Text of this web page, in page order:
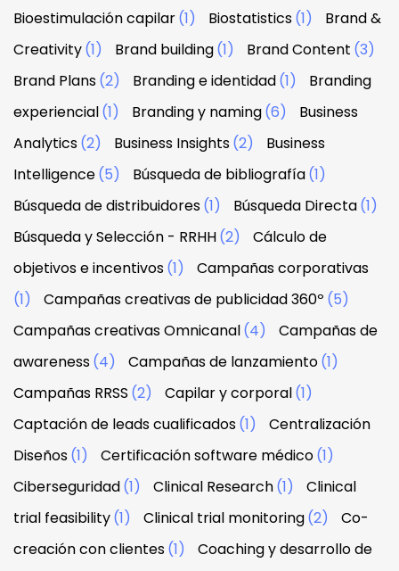
Bioestimulación capilar(1) Biostatistics(1)
Brand &
Creativity(1) Brand building(1) Brand Content (3)
Brand Plans(2) Branding e identidad(1)
Branding
experiencial(1) Branding y naming(6)
Business
Analytics(2) Business Insights(2)
Business
Intelligence(5) Búsqueda de bibliografía(1)
Búsqueda de distribuidores(1) Búsqueda Directa(1)
Búsqueda y Selección - RRHH(2)
Cálculo de
objetivos e incentivos(1)
Campañas corporativas
(1)
Campañas creativas de publicidad 360º (5)
Campañas creativas Omnicanal(4)
Campañas de
awareness(4) Campañas de lanzamiento(1)
Campañas RRSS (2) Capilar y corporal(1)
Captación de leads cualificados(1)
Centralización
Diseños(1) Certificación software médico(1)
Ciberseguridad(1) Clinical Research(1)
Clinical
trial feasibility(1) Clinical trial monitoring(2)
Co-
creación con clientes(1)
Coaching y desarrollo de